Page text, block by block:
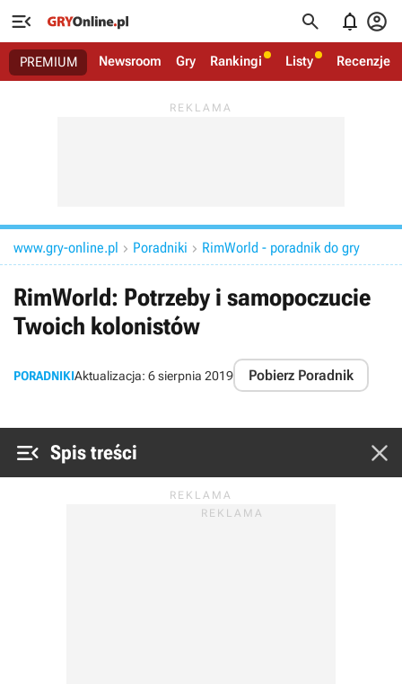
   
PREMIUM Newsroom Gry Rankingi Listy Recenzje
www.gry-online.pl  Poradniki  RimWorld - poradnik do gry
RimWorld: Potrzeby i samopoczucie
Twoich kolonistów
PORADNIKIAktualizacja: 6 sierpnia 2019 Pobierz Poradnik
 Spis treści 